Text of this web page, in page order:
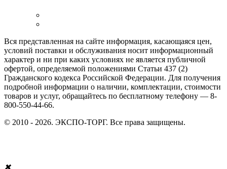
Вся представленная на сайте информация, касающаяся цен,
условий поставки и обслуживания носит информационный
характер и ни при каких условиях не является публичной
офертой, определяемой положениями Статьи 437 (2)
Гражданского кодекса Российской Федерации. Для получения
подробной информации о наличии, комплектации, стоимости
товаров и услуг, обращайтесь по бесплатному телефону — 8-
800-550-44-66.
© 2010 - 2026. ЭКСПО-ТОРГ. Все права защищены.
✖